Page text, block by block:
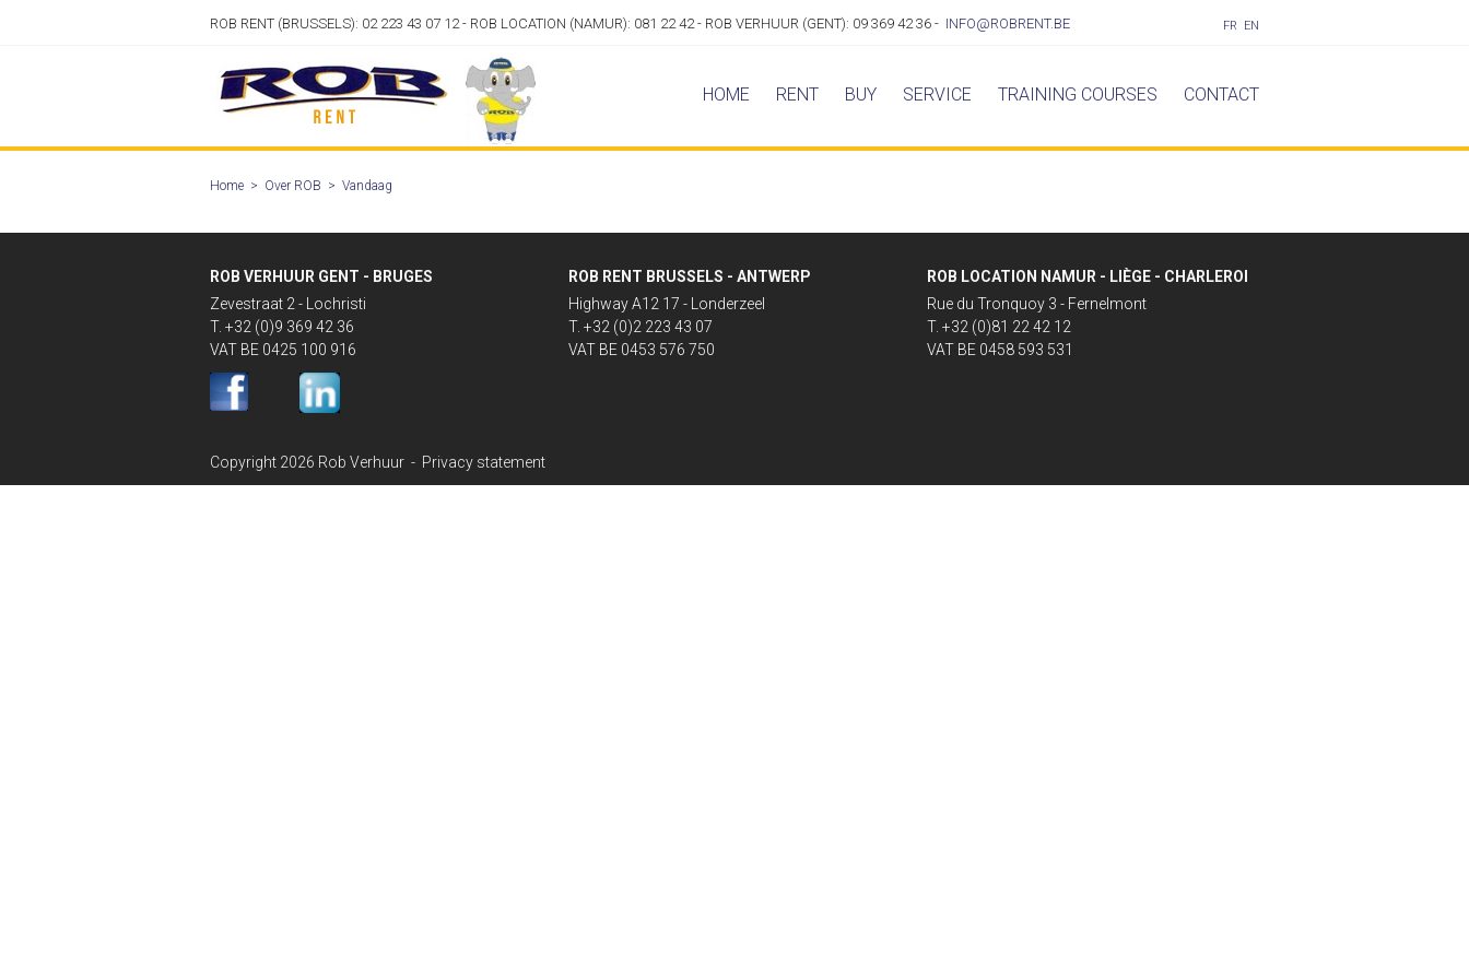
ROB RENT (BRUSSELS): 02 223 43 07 12 - ROB LOCATION (NAMUR): 081 22 42 - ROB VERHUUR (GENT): 09 369 42 36 - INFO@ROBRENT.BE FR EN
HOME RENT BUY SERVICE TRAINING COURSES CONTACT
Home > Over ROB > Vandaag
ROB VERHUUR GENT - BRUGES
Zevestraat 2 - Lochristi
T. +32 (0)9 369 42 36
VAT BE 0425 100 916
ROB RENT BRUSSELS - ANTWERP
Highway A12 17 - Londerzeel
T. +32 (0)2 223 43 07
VAT BE 0453 576 750
ROB LOCATION NAMUR - LIÈGE - CHARLEROI
Rue du Tronquoy 3 - Fernelmont
T. +32 (0)81 22 42 12
VAT BE 0458 593 531
Copyright 2026 Rob Verhuur - Privacy statement